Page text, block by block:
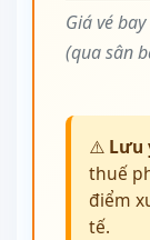
Giá vé
(qua sân
⚠️ Lưu
thuế
điểm
tế.